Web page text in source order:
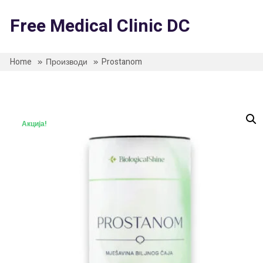
content
Free Medical Clinic DC
Home Производи Prostanom
Акција!